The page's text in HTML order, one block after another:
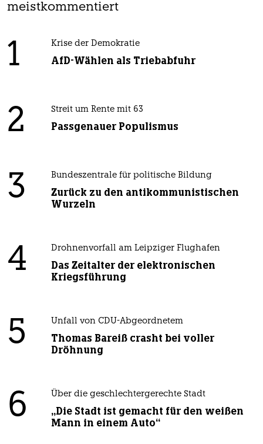
meistkommentiert
1 Krise der Demokratie
AfD-Wählen als Triebabfuhr
2 Streit um Rente mit 63
Passgenauer Populismus
3 Bundeszentrale für politische Bildung
Zurück zu den antikommunistischen
Wurzeln
4 Drohnenvorfall am Leipziger Flughafen
Das Zeitalter der elektronischen
Kriegsführung
5 Unfall von CDU-Abgeordnetem
Thomas Bareiß crasht bei voller
Dröhnung
6 Über die geschlechtergerechte Stadt
„Die Stadt ist gemacht für den weißen
Mann in einem Auto“